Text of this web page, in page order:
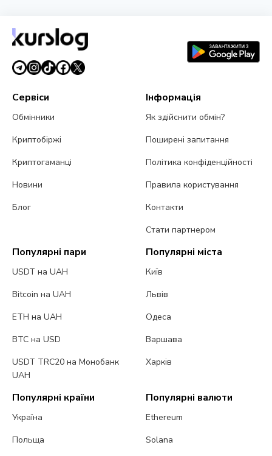
Сервіси
Обмінники
Криптобіржі
Криптогаманці
Новини
Блог
Інформація
Як здійснити обмін?
Поширені запитання
Політика конфіденційності
Правила користування
Контакти
Стати партнером
Популярні пари
USDT на UAH
Bitcoin на UAH
ETH на UAH
BTC на USD
USDT TRC20 на Монобанк
UAH
Популярні міста
Київ
Львів
Одеса
Варшава
Харків
Популярні країни
Україна
Польща
Популярні валюти
Ethereum
Solana